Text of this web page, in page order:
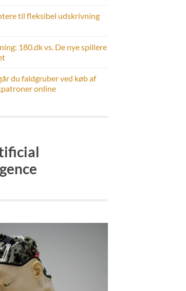
til fleksibel udskrivning
180.dk vs. De nye spillere
du faldgruber ved køb af
online